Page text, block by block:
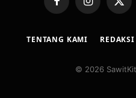
FacebookInstagram
X
TENTANG KAMI REDAKSI
© 2026